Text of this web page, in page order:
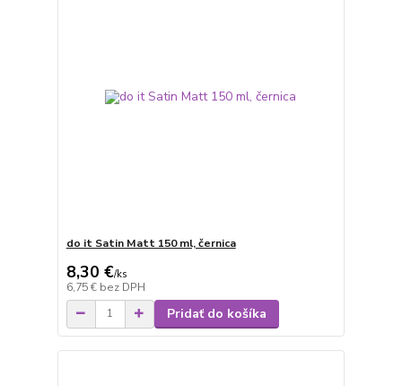
do it Satin Matt 150 ml, černica
8,30 €/ks
6,75 € bez DPH
Pridať do košíka